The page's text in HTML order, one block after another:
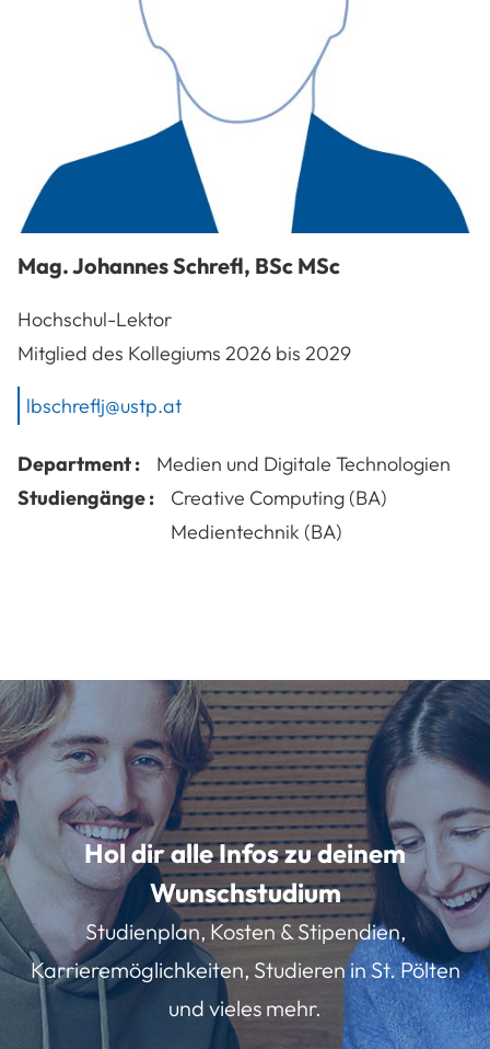
Mag.JohannesSchrefl, BSc MSc
Hochschul-Lektor
Mitglied des Kollegiums 2026 bis 2029
lbschreflj@ustp.at
Department :
Medien und Digitale Technologien
Studiengänge :
Creative Computing (BA)
Medientechnik (BA)
Hol dir alle Infos zu deinem
Wunschstudium
Studienplan, Kosten & Stipendien,
Karrieremöglichkeiten, Studieren in St. Pölten
und vieles mehr.